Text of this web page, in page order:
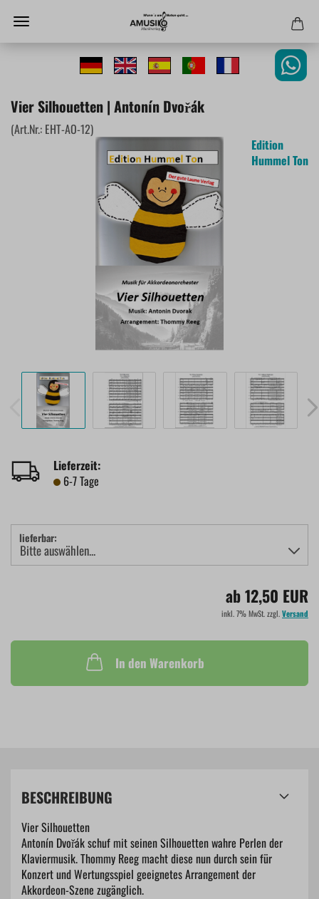
Vier Silhouetten | Antonín Dvořák
(Art.Nr.: EHT-AO-12)
Edition
Hummel Ton
Lieferzeit:
6-7 Tage
lieferbar:
ab 12,50 EUR
inkl. 7% MwSt. zzgl.Versand
In den Warenkorb
BESCHREIBUNG
Vier Silhouetten
Antonín Dvořák schuf mit seinen Silhouetten wahre Perlen der
Klaviermusik. Thommy Reeg macht diese nun durch sein für
Konzert und Wertungsspiel geeignetes Arrangement der
Akkordeon-Szene zugänglich.